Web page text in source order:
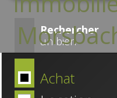
Rechercher
un bien
Achat